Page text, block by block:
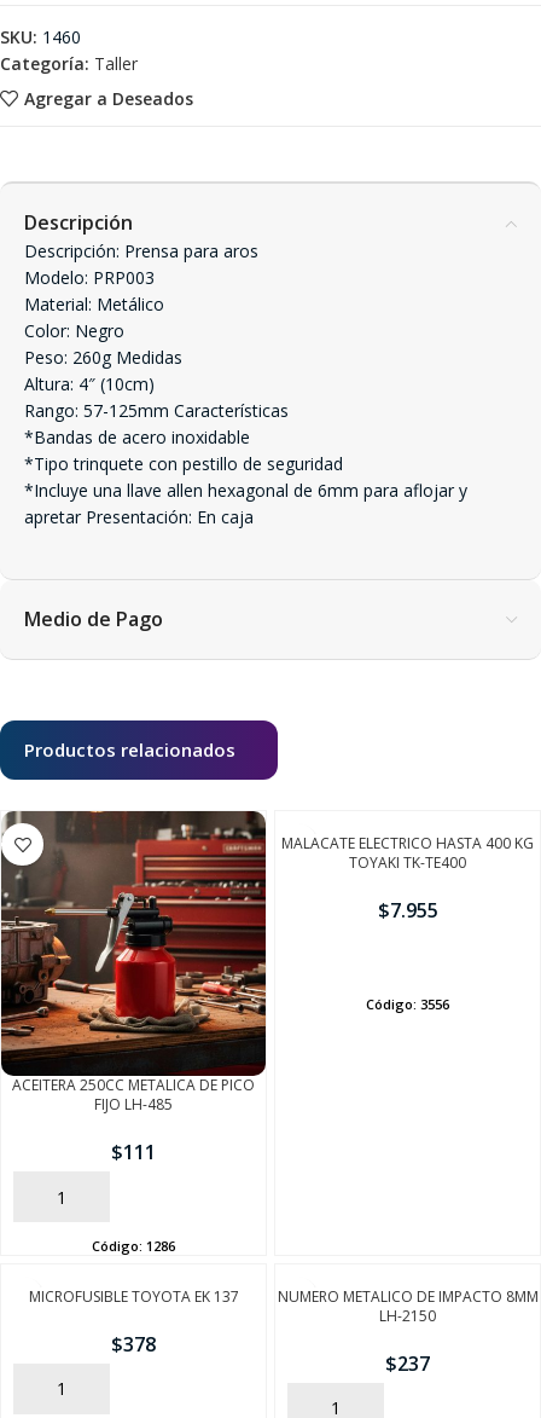
Agregar a Deseados
SKU: 1460
Categoría: Taller
Descripción
Descripción: Prensa para aros
Modelo: PRP003
Material: Metálico
Color: Negro
Peso: 260g Medidas
Altura: 4″ (10cm)
Rango: 57-125mm Características
*Bandas de acero inoxidable
*Tipo trinquete con pestillo de seguridad
*Incluye una llave allen hexagonal de 6mm para aflojar y
apretar Presentación: En caja
Medio de Pago
Productos relacionados
ACEITERA 250CC METALICA DE PICO
FIJO LH-485
$111
AÑADIR
Código: 1286
MALACATE ELECTRICO HASTA 400 KG
TOYAKI TK-TE400
$7.955
Código: 3556
MICROFUSIBLE TOYOTA EK 137
$378
AÑADIR
NUMERO METALICO DE IMPACTO 8MM
LH-2150
$237
AÑADIR